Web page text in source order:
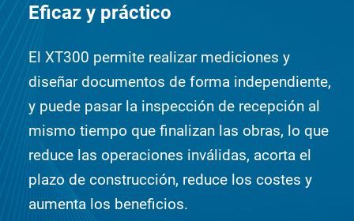
Eficaz y práctico
El XT300 permite realizar mediciones y
diseñar documentos de forma independiente,
y puede pasar la inspección de recepción al
mismo tiempo que finalizan las obras, lo que
reduce las operaciones inválidas, acorta el
plazo de construcción, reduce los costes y
aumenta los beneficios.